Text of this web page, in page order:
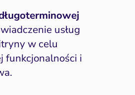
usług
w celu
funkcjonalności i